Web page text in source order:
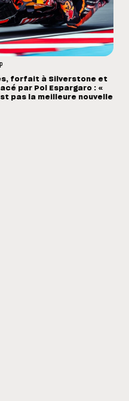
forfait à Silverstone et
par Pol Espargaro : «
pas la meilleure nouvelle